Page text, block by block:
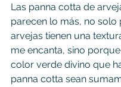
Las panna cotta de
parecen lo más, no solo
arvejas tienen una
me encanta, sino
color verde divino que
panna cotta sean